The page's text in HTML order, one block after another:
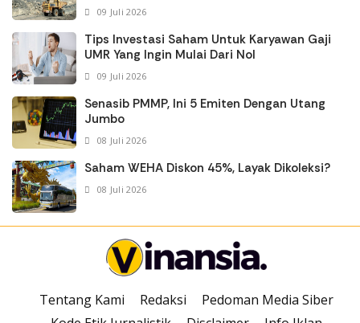
09 Juli 2026
Tips Investasi Saham Untuk Karyawan Gaji
UMR Yang Ingin Mulai Dari Nol
09 Juli 2026
Senasib PMMP, Ini 5 Emiten Dengan Utang
Jumbo
08 Juli 2026
Saham WEHA Diskon 45%, Layak Dikoleksi?
08 Juli 2026
Tentang Kami Redaksi
Pedoman Media Siber